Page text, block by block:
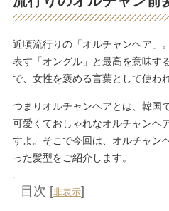
近頃流行りの「オルチャンヘア」
表す「オングル」と最高を意味す
で、女性を褒める言葉として使わ
つまりオルチャンヘアとは、韓国
可愛くておしゃれなオルチャンヘ
すよ。そこで今回は、オルチャン
った髪型をご紹介します。
目次 [非表示]